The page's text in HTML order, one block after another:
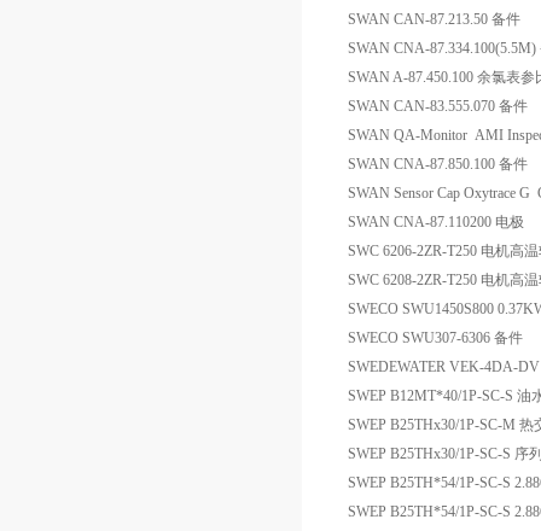
SWAN CAN-87.213.50 备件
SWAN CNA-87.334.100(5.5M)
SWAN A-87.450.100 余氯表参
SWAN CAN-83.555.070 备件
SWAN QA-Monitor AMI
SWAN CNA-87.850.100 备件
SWAN Sensor Cap Oxytrace
SWAN CNA-87.110200 电极
SWC 6206-2ZR-T250 电机高
SWC 6208-2ZR-T250 电机高
SWECO SWU1450S800
SWECO SWU307-6306 备件
SWEDEWATER VEK-4DA-
SWEP B12MT*40/1P-SC-S 油
SWEP B25THx30/1P-SC-M 热
SWEP B25THx30/1P-SC-S 序
SWEP B25TH*54/1P-SC-S
SWEP B25TH*54/1P-SC-S